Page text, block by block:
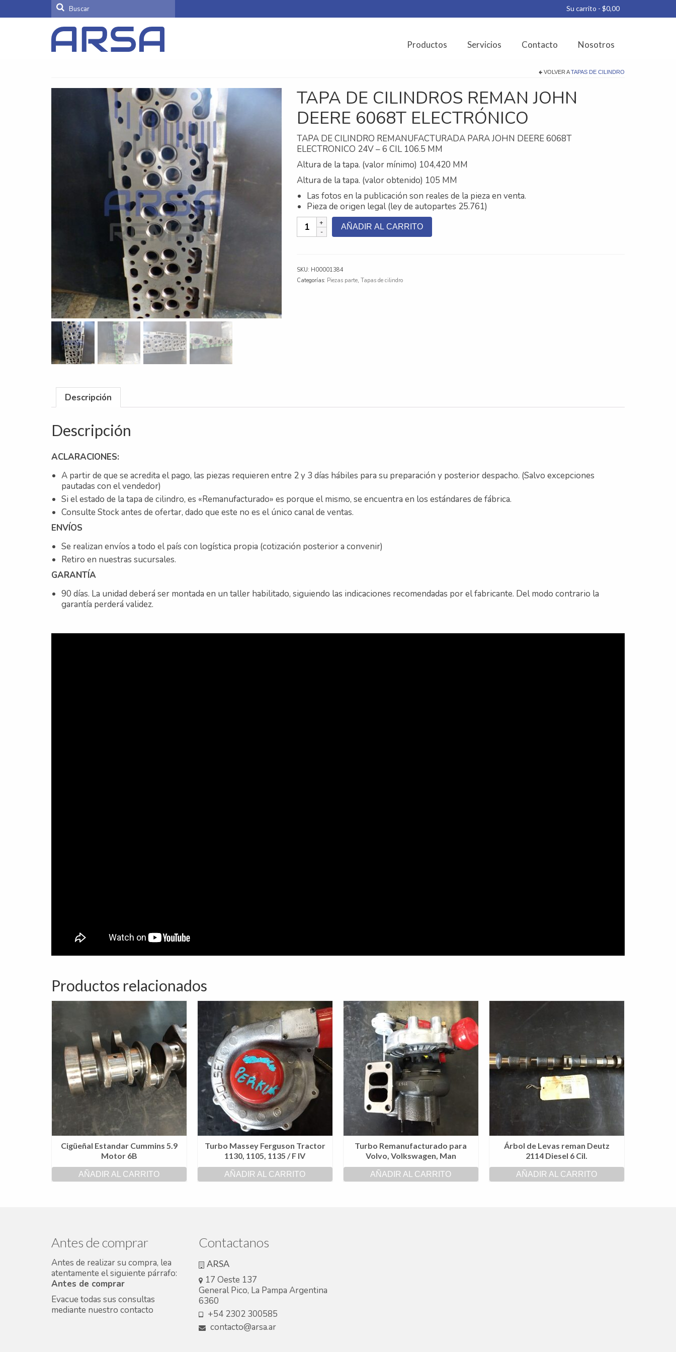
Su carrito - $0,00
Buscar
por:
Productos Servicios Contacto Nosotros
VOLVER ATAPAS DE CILINDRO
TAPA DE CILINDROS REMAN JOHN
DEERE 6068T ELECTRÓNICO
TAPA DE CILINDRO REMANUFACTURADA PARA JOHN DEERE 6068T
ELECTRONICO 24V – 6 CIL 106.5 MM
Altura de la tapa. (valor mínimo) 104,420 MM
Altura de la tapa. (valor obtenido) 105 MM
Las fotos en la publicación son reales de la pieza en venta.
Pieza de origen legal (ley de autopartes 25.761)
TAPA
DE
DEERE
6068T
AÑADIR AL CARRITO
SKU: H00001384
Categorías: Piezas parte, Tapas de cilindro
Descripción
Descripción
ACLARACIONES:
A partir de que se acredita el pago, las piezas requieren entre 2 y 3 días hábiles para su preparación y posterior despacho. (Salvo excepciones
pautadas con el vendedor)
Si el estado de la tapa de cilindro, es «Remanufacturado» es porque el mismo, se encuentra en los estándares de fábrica.
Consulte Stock antes de ofertar, dado que este no es el único canal de ventas.
ENVÍOS
Se realizan envíos a todo el país con logística propia (cotización posterior a convenir)
Retiro en nuestras sucursales.
GARANTÍA
90 días. La unidad deberá ser montada en un taller habilitado, siguiendo las indicaciones recomendadas por el fabricante. Del modo contrario la
garantía perderá validez.
Productos relacionados
Cigüeñal Estandar Cummins 5.9
Motor 6B
AÑADIR AL CARRITO
Turbo Massey Ferguson Tractor
1130, 1105, 1135 / F IV
AÑADIR AL CARRITO
Turbo Remanufacturado para
Volvo, Volkswagen, Man
AÑADIR AL CARRITO
Árbol de Levas reman Deutz
2114 Diesel 6 Cil.
AÑADIR AL CARRITO
Antes de comprar
Antes de realizar su compra, lea
atentamente el siguiente párrafo:
Antes de comprar
Evacue todas sus consultas
mediante nuestro contacto
Contactanos
ARSA
17 Oeste 137
General Pico, La Pampa Argentina
6360
+54 2302 300585
contacto@arsa.ar